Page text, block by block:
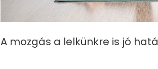
A mozgás a lelkünkre is jó